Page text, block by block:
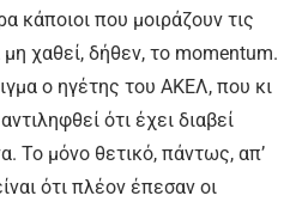
κάποιοι που μοιράζουν τις
χαθεί, δήθεν, το momentum.
ο ηγέτης του ΑΚΕΛ, που κι
ότι έχει διαβεί
Το μόνο θετικό, πάντως, απ’
ότι πλέον έπεσαν οι